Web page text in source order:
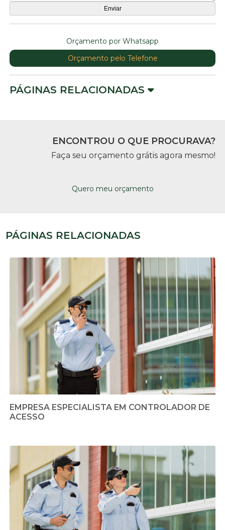
Orçamento por Whatsapp
Orçamento pelo Telefone
PÁGINAS RELACIONADAS
ENCONTROU O QUE PROCURAVA?
Faça seu orçamento grátis agora mesmo!
Quero meu orçamento
PÁGINAS RELACIONADAS
EMPRESA ESPECIALISTA EM CONTROLADOR DE
ACESSO